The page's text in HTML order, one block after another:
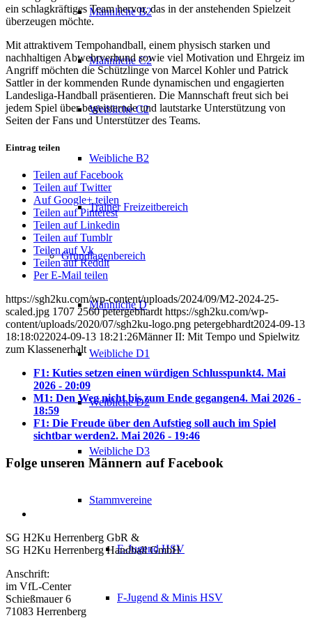
Männliche B2
Männliche C2
Weibliche C2
Weibliche B2
Trainer Freizeitbereich
Grundlagenbereich
Männliche D
Weibliche D1
Weibliche D2
Weibliche D3
Stammvereine
E-Jugend HSV
F-Jugend & Minis HSV
ein schlagkräftiges Team hervor, das in der anstehenden Spielzeit
überzeugen möchte.
Mit attraktivem Tempohandball, einem physisch starken und
nachhaltigen Abwehrverbund sowie viel Motivation und Ehrgeiz im
Angriff möchten die Schützlinge von Marcel Kohler und Patrick
Sattler in der kommenden Runde dynamischen und engagierten
Landesliga-Handball präsentieren. Die Mannschaft freut sich bei
jedem Spiel über begeisternde und lautstarke Unterstützung von
Seiten der Fans und Unterstützer des Teams.
Eintrag teilen
Teilen auf Facebook
Teilen auf Twitter
Auf Google+ teilen
Teilen auf Pinterest
Teilen auf Linkedin
Teilen auf Tumblr
Teilen auf Vk
Teilen auf Reddit
Per E-Mail teilen
https://sgh2ku.com/wp-content/uploads/2024/09/M2-2024-25-
scaled.jpg 1707 2560 petergebhardt https://sgh2ku.com/wp-
content/uploads/2020/07/sgh2ku-logo.png petergebhardt2024-09-13
18:18:022024-09-13 18:21:26Männer II: Mit Tempo und Spielwitz
zum Klassenerhalt
F1: Kuties setzen einen würdigen Schlusspunkt4. Mai
2026 - 20:09
M1: Den Weg nicht bis zum Ende gegangen4. Mai 2026 -
18:59
F1: Die Freude über den Aufstieg soll auch im Spiel
sichtbar werden2. Mai 2026 - 19:46
Folge unseren Männern auf Facebook
SG H2Ku Herrenberg GbR &
SG H2Ku Herrenberg Handball GmbH
Anschrift:
im VfL-Center
Schießmauer 6
71083 Herrenberg